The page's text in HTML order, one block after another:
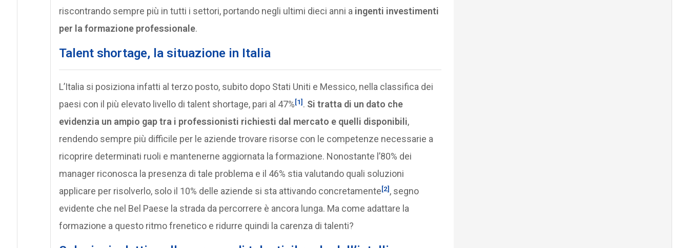
riscontrando sempre più in tutti i settori, portando negli ultimi dieci anni a ingenti investimenti
per la formazione professionale.
Talent shortage, la situazione in Italia
L’Italia si posiziona infatti al terzo posto, subito dopo Stati Uniti e Messico, nella classifica dei
paesi con il più elevato livello di talent shortage, pari al 47%[1]. Si tratta di un dato che
evidenzia un ampio gap tra i professionisti richiesti dal mercato e quelli disponibili,
rendendo sempre più difficile per le aziende trovare risorse con le competenze necessarie a
ricoprire determinati ruoli e mantenerne aggiornata la formazione. Nonostante l’80% dei
manager riconosca la presenza di tale problema e il 46% stia valutando quali soluzioni
applicare per risolverlo, solo il 10% delle aziende si sta attivando concretamente[2], segno
evidente che nel Bel Paese la strada da percorrere è ancora lunga. Ma come adattare la
formazione a questo ritmo frenetico e ridurre quindi la carenza di talenti?